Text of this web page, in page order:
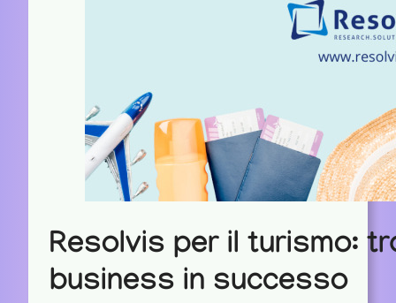
Resolvis per il turismo:
business in successo